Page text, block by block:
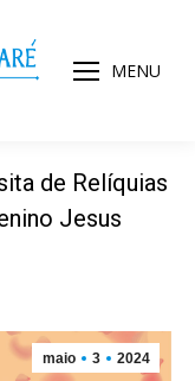
MENU
de Relíquias
Jesus
maio 3 2024